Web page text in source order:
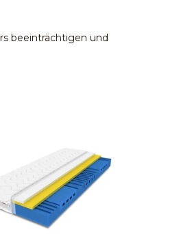
beeinträchtigen und